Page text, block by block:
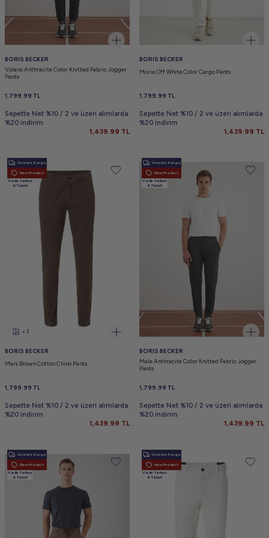
BORIS BECKER
Volano Anthracite Color Knitted Fabric Jogger
Pants
1,799.99 TL
Sepette Net %10 / 2 ve üzeri alımlarda
%20 indirim
1,439.99 TL
BORIS BECKER
Moria Off White Color Cargo Pants
1,799.99 TL
Sepette Net %10 / 2 ve üzeri alımlarda
%20 indirim
1,439.99 TL
Ücretsiz Kargo
New Product
Vade farksız
6 Taksit
+3
BORIS BECKER
Mars Brown Cotton Chino Pants
1,799.99 TL
Sepette Net %10 / 2 ve üzeri alımlarda
%20 indirim
1,439.99 TL
Ücretsiz Kargo
New Product
Vade farksız
6 Taksit
BORIS BECKER
Male Anthracite Color Knitted Fabric Jogger
Pants
1,799.99 TL
Sepette Net %10 / 2 ve üzeri alımlarda
%20 indirim
1,439.99 TL
Ücretsiz Kargo
New Product
Vade farksız
6 Taksit
Ücretsiz Kargo
New Product
Vade farksız
6 Taksit